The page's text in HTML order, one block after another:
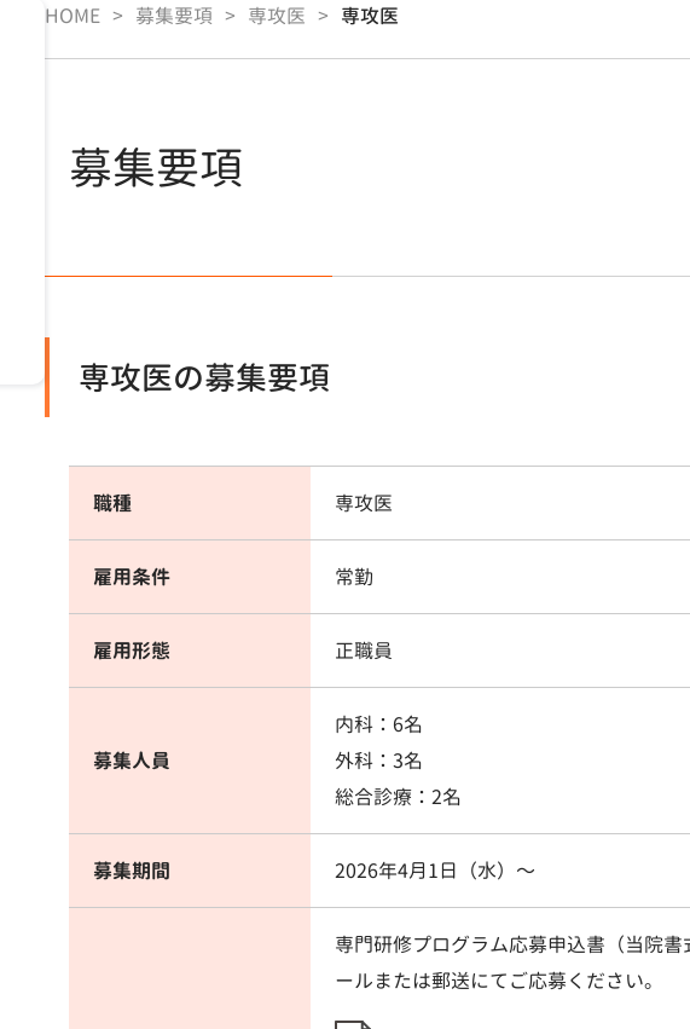
HOME > 募集要項 > 専攻医 > 専攻医
募集要項
専攻医の募集要項
職種 専攻医
雇用条件 常勤
雇用形態 正職員
募集人員
内科：6名
外科：3名
総合診療：2名
募集期間 2026年4月1日（水）〜
専門研修プログラム応募申込書（当院
ールまたは郵送にてご応募ください。